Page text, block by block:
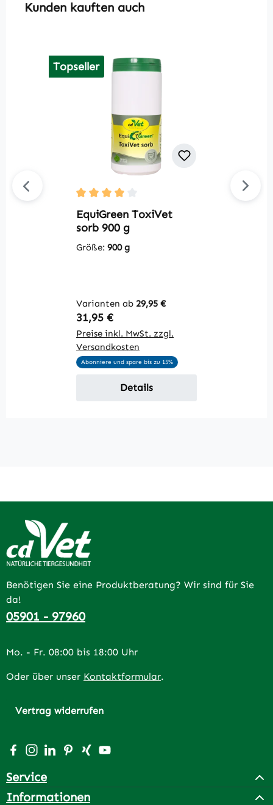
Produktgalerie überspringen
Kunden kauften auch
Topseller
Durchschnittliche Bewertung von 4 von 5
EquiGreen ToxiVet
sorb 900 g
Größe: 900 g
Varianten ab 29,95 €
Regulärer Preis:
31,95 €
Preise inkl. MwSt. zzgl.
Versandkosten
Abonniere und spare bis zu 15%
Details
Benötigen Sie eine Produktberatung? Wir sind für Sie
da!
05901 - 97960
Mo. - Fr. 08:00 bis 18:00 Uhr
Oder über unser Kontaktformular.
Vertrag widerrufen
Besuche uns auf Facebook – öffnet in neuem Tab
Schau auf Instagram vorbei – öffnet in neuem Tab
Vernetze dich mit uns auf LinkedIn – öffnet in
Lass dich auf Pinterest inspirieren – öffnet
Vernetze dich mit uns auf Xing – öffnet
Sieh dir unsere Videos auf YouTube
Service
Informationen